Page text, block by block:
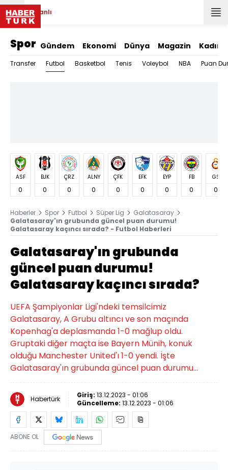
Canlı
Spor Gündem Ekonomi Dünya Magazin Kadın
Transfer Futbol Basketbol Tenis Voleybol NBA Puan
ASF
0
BJK
0
ÇRZ
0
ALNY
0
ÇFK
0
EFK
0
EYP
0
FB
0
GS
0
Haberler Spor Futbol Süper Lig
Galatasaray
Galatasaray'ın grubunda güncel puan durumu!
Galatasaray kaçıncı sırada? - Futbol Haberleri
Galatasaray'ın grubunda
güncel puan durumu!
Galatasaray kaçıncı sırada?
UEFA Şampiyonlar Ligi'ndeki temsilcimiz
Galatasaray, A Grubu altıncı ve son maçında
Kopenhag'a deplasmanda 1-0 mağlup oldu.
Gruptaki diğer maçta ise Bayern Münih, konuk
olduğu Manchester United'ı 1-0 yendi. İşte
Galatasaray'ın grubunda güncel puan durumu...
Habertürk Giriş: 13.12.2023 - 01:06
Güncelleme: 13.12.2023 - 01:06
ABONE OL